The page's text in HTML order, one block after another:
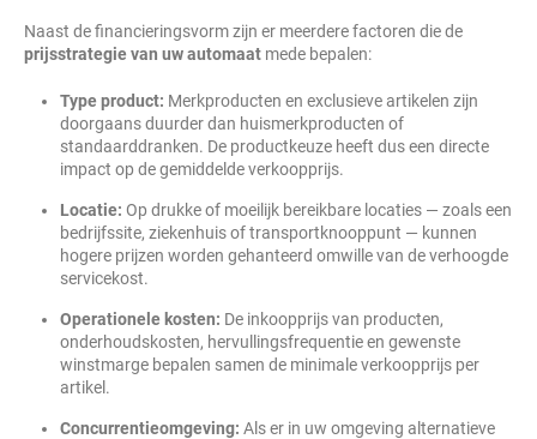
Naast de financieringsvorm zijn er meerdere factoren die de
prijsstrategie van uw automaat mede bepalen:
Type product: Merkproducten en exclusieve artikelen zijn
doorgaans duurder dan huismerkproducten of
standaarddranken. De productkeuze heeft dus een directe
impact op de gemiddelde verkoopprijs.
Locatie: Op drukke of moeilijk bereikbare locaties — zoals een
bedrijfssite, ziekenhuis of transportknooppunt — kunnen
hogere prijzen worden gehanteerd omwille van de verhoogde
servicekost.
Operationele kosten: De inkoopprijs van producten,
onderhoudskosten, hervullingsfrequentie en gewenste
winstmarge bepalen samen de minimale verkoopprijs per
artikel.
Concurrentieomgeving: Als er in uw omgeving alternatieve